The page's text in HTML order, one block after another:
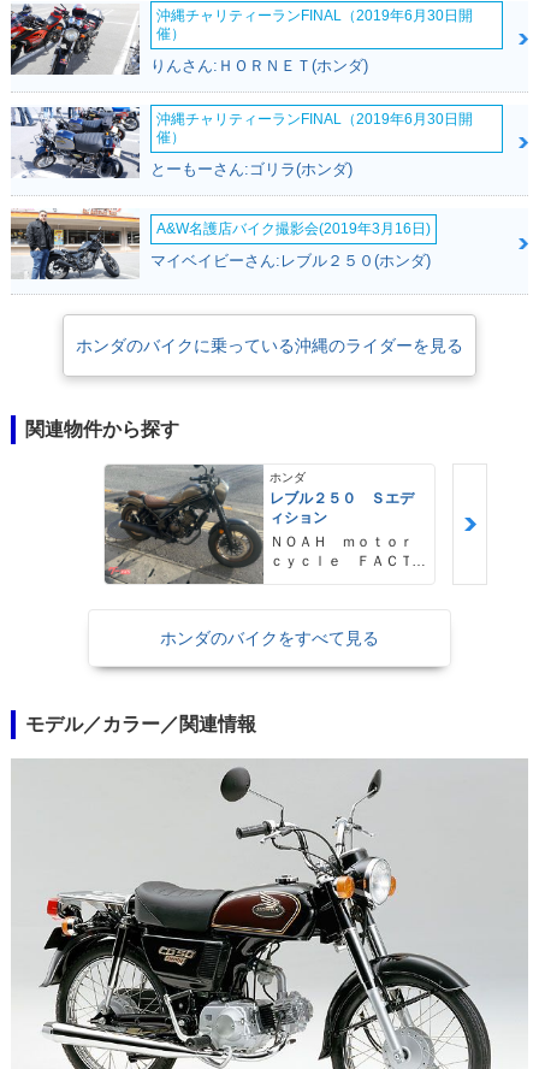
沖縄チャリティーランFINAL（2019年6月30日開
催）
りんさん:ＨＯＲＮＥＴ(ホンダ)
沖縄チャリティーランFINAL（2019年6月30日開
催）
とーもーさん:ゴリラ(ホンダ)
A&W名護店バイク撮影会(2019年3月16日)
マイベイビーさん:レブル２５０(ホンダ)
ホンダのバイクに乗っている沖縄のライダーを見る
関連物件から探す
ホンダ
レブル２５０ Ｓエデ
ィション
ＮＯＡＨ ｍｏｔｏｒ
ｃｙｃｌｅ ＦＡＣＴ
ホンダのバイクをすべて見る
モデル／カラー／関連情報